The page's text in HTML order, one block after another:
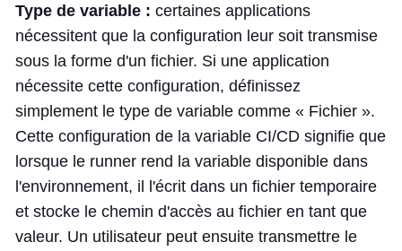
Type de variable : certaines applications
nécessitent que la configuration leur soit transmise
sous la forme d'un fichier. Si une application
nécessite cette configuration, définissez
simplement le type de variable comme « Fichier ».
Cette configuration de la variable CI/CD signifie que
lorsque le runner rend la variable disponible dans
l'environnement, il l'écrit dans un fichier temporaire
et stocke le chemin d'accès au fichier en tant que
valeur. Un utilisateur peut ensuite transmettre le